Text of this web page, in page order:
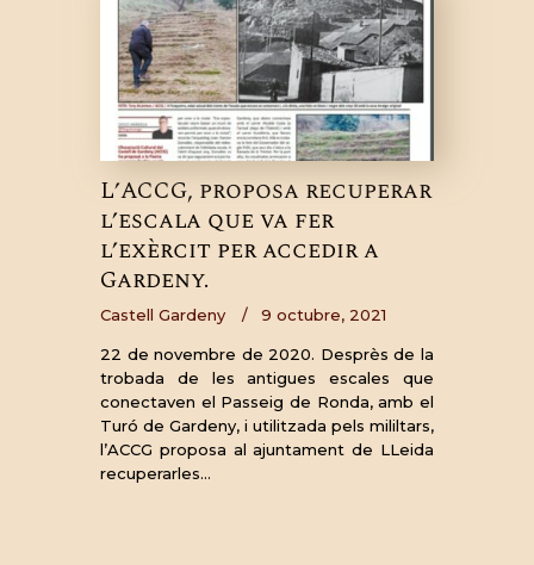
L’ACCG, proposa recuperar
l’escala que va fer
l’exèrcit per accedir a
Gardeny.
Castell Gardeny 9 octubre, 2021
22 de novembre de 2020. Desprès de la
trobada de les antigues escales que
conectaven el Passeig de Ronda, amb el
Turó de Gardeny, i utilitzada pels mililtars,
l’ACCG proposa al ajuntament de LLeida
recuperarles…